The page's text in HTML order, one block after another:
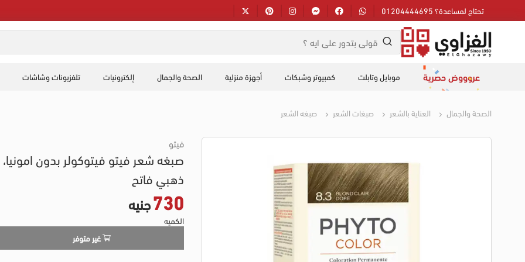
تحتاج لمساعدة؟ 01204444695
عروووض حصرية موبايل وتابلت كمبيوتر وشبكات أجهزة منزلية الصحة والجمال إلكترونيات تلفزيونات وشاشات
الصحة والجمال العناية بالشعر صبغات الشعر صبغه الشعر
فيتو
ذهبي فاتح
730جنيه
الكميه
غير متوفر